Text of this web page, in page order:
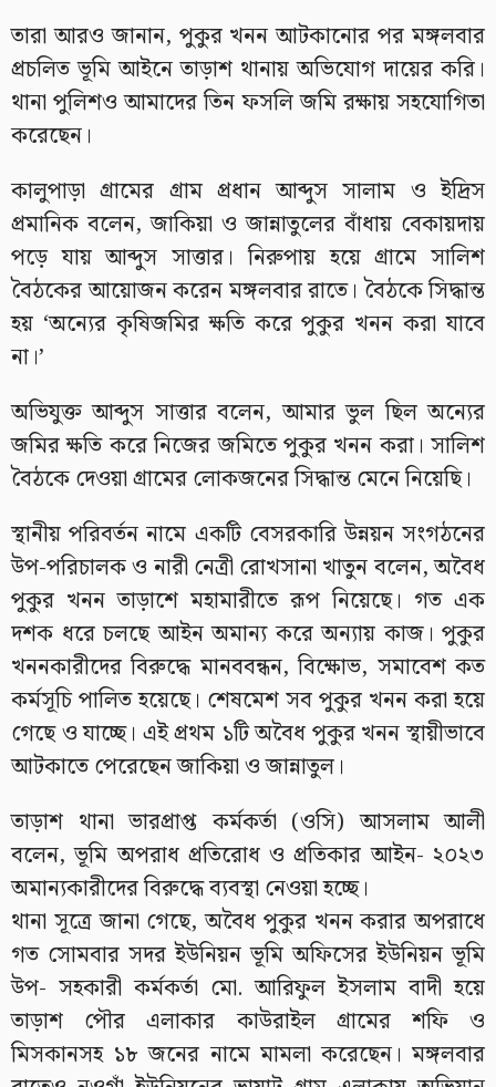
তারা আরও জানান, পুকুর খনন আটকানোর পর মঙ্গলবার
প্রচলিত ভূমি আইনে তাড়াশ থানায় অভিযোগ দায়ের করি।
থানা পুলিশও আমাদের তিন ফসলি জমি রক্ষায় সহযোগিতা
করেছেন।
কালুপাড়া গ্রামের গ্রাম প্রধান আব্দুস সালাম ও ইদ্রিস
প্রমানিক বলেন, জাকিয়া ও জান্নাতুলের বাঁধায় বেকায়দায়
পড়ে যায় আব্দুস সাত্তার। নিরুপায় হয়ে গ্রামে সালিশ
বৈঠকের আয়োজন করেন মঙ্গলবার রাতে। বৈঠকে সিদ্ধান্ত
হয় ‘অন্যের কৃষিজমির ক্ষতি করে পুকুর খনন করা যাবে
না।’
অভিযুক্ত আব্দুস সাত্তার বলেন, আমার ভুল ছিল অন্যের
জমির ক্ষতি করে নিজের জমিতে পুকুর খনন করা। সালিশ
বৈঠকে দেওয়া গ্রামের লোকজনের সিদ্ধান্ত মেনে নিয়েছি।
স্থানীয় পরিবর্তন নামে একটি বেসরকারি উন্নয়ন সংগঠনের
উপ-পরিচালক ও নারী নেত্রী রোখসানা খাতুন বলেন, অবৈধ
পুকুর খনন তাড়াশে মহামারীতে রূপ নিয়েছে। গত এক
দশক ধরে চলছে আইন অমান্য করে অন্যায় কাজ। পুকুর
খননকারীদের বিরুদ্ধে মানববন্ধন, বিক্ষোভ, সমাবেশ কত
কর্মসূচি পালিত হয়েছে। শেষমেশ সব পুকুর খনন করা হয়ে
গেছে ও যাচ্ছে। এই প্রথম ১টি অবৈধ পুকুর খনন স্থায়ীভাবে
আটকাতে পেরেছেন জাকিয়া ও জান্নাতুল।
তাড়াশ থানা ভারপ্রাপ্ত কর্মকর্তা (ওসি) আসলাম আলী
বলেন, ভূমি অপরাধ প্রতিরোধ ও প্রতিকার আইন- ২০২৩
অমান্যকারীদের বিরুদ্ধে ব্যবস্থা নেওয়া হচ্ছে।
থানা সূত্রে জানা গেছে, অবৈধ পুকুর খনন করার অপরাধে
গত সোমবার সদর ইউনিয়ন ভূমি অফিসের ইউনিয়ন ভূমি
উপ- সহকারী কর্মকর্তা মো. আরিফুল ইসলাম বাদী হয়ে
তাড়াশ পৌর এলাকার কাউরাইল গ্রামের শফি ও
মিসকানসহ ১৮ জনের নামে মামলা করেছেন। মঙ্গলবার